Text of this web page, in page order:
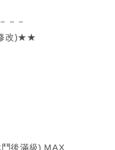
－－
改)★★
後滿級) MAX